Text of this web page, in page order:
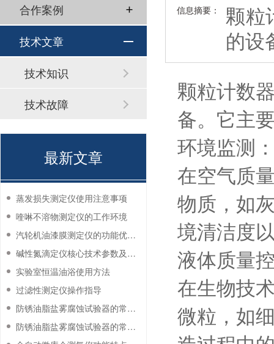
信息摘要：
颗粒
的设
颗粒计数
备。它主
环境监测
在空气质
物质，如
境清洁度
液体质量
在生物技
微粒，如
合作案例
技术文章
技术知识
技术故障
最新文章
蒸发损失测定仪使用注意事项
喹啉不溶物测定仪的工作环境
汽轮机油漆膜测定仪的功能优势有哪些？
碱性氮滴定仪核心技术参数及应用说明
实验室恒温油浴使用方法
过滤性测定仪操作指导
防锈油脂盐雾腐蚀试验器的常见故障与解决方法
防锈油脂盐雾腐蚀试验器的常见故障与解决方法